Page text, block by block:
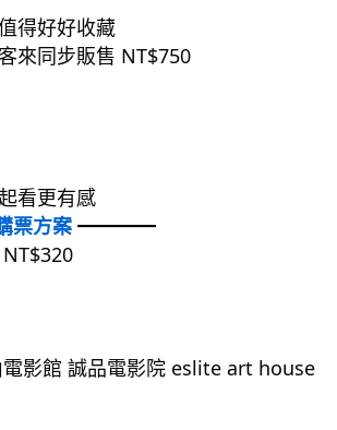
得好好收藏
來同步販售 NT$750
看更有感
票方案 ━━━━
影館 誠品電影院 eslite art house